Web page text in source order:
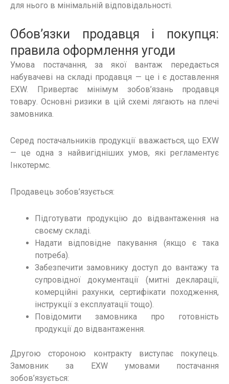
для нього в мінімальній відповідальності.
Обов’язки продавця і покупця:
правила оформлення угоди
Умова постачання, за якої вантаж передається
набувачеві на складі продавця — це і є доставлення
EXW. Привертає мінімум зобов’язань продавця
товару. Основні ризики в цій схемі лягають на плечі
замовника.
Серед постачальників продукції вважається, що EXW
— це одна з найвигідніших умов, які регламентує
Інкотермс.
Продавець зобов’язується:
Підготувати продукцію до відвантаження на
своєму складі.
Надати відповідне пакування (якщо є така
потреба).
Забезпечити замовнику доступ до вантажу та
супровідної документації (митні декларації,
комерційні рахунки, сертифікати походження,
інструкції з експлуатації тощо).
Повідомити замовника про готовність
продукції до відвантаження.
Другою стороною контракту виступає покупець.
Замовник за EXW умовами постачання
зобов’язується: